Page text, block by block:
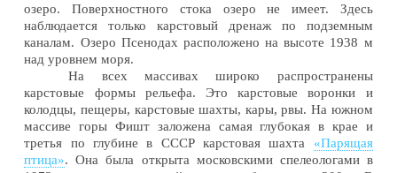
озеро. Поверхностного стока озеро не имеет. Здесь
наблюдается только карстовый дренаж по подземным
каналам. Озеро Псенодах расположено на высоте 1938 м
над уровнем моря.
На всех массивах широко распространены
карстовые формы рельефа. Это карстовые воронки и
колодцы, пещеры, карстовые шахты, кары, рвы. На южном
массиве горы Фишт заложена самая глубокая в крае и
третья по глубине в СССР карстовая шахта «Парящая
птица». Она была открыта московскими спелеологами в